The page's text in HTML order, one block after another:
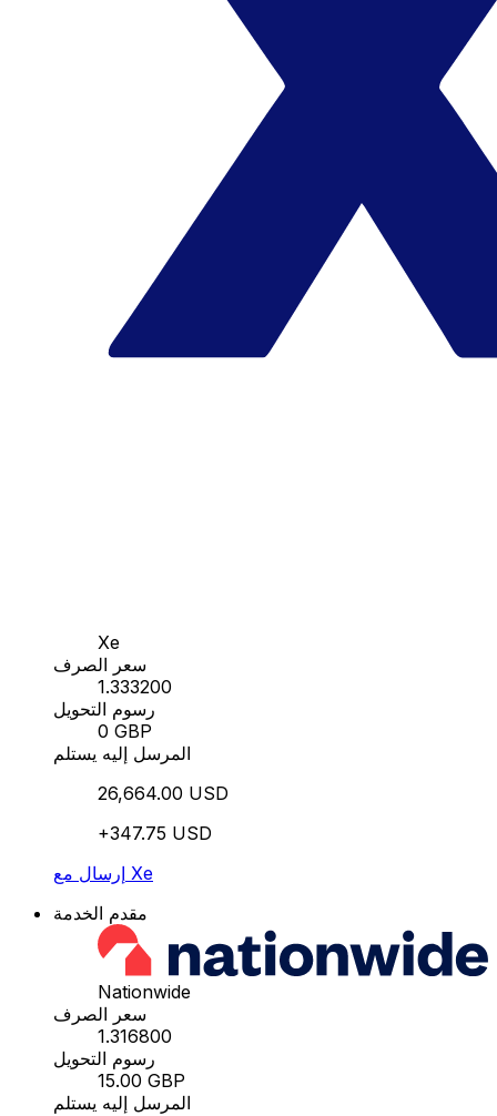
Xe
سعر الصرف
1.333200
رسوم التحويل
0 GBP
المرسل إليه يستلم
26,664.00 USD
+347.75 USD
إرسال مع Xe
مقدم الخدمة
Nationwide
سعر الصرف
1.316800
رسوم التحويل
15.00 GBP
المرسل إليه يستلم